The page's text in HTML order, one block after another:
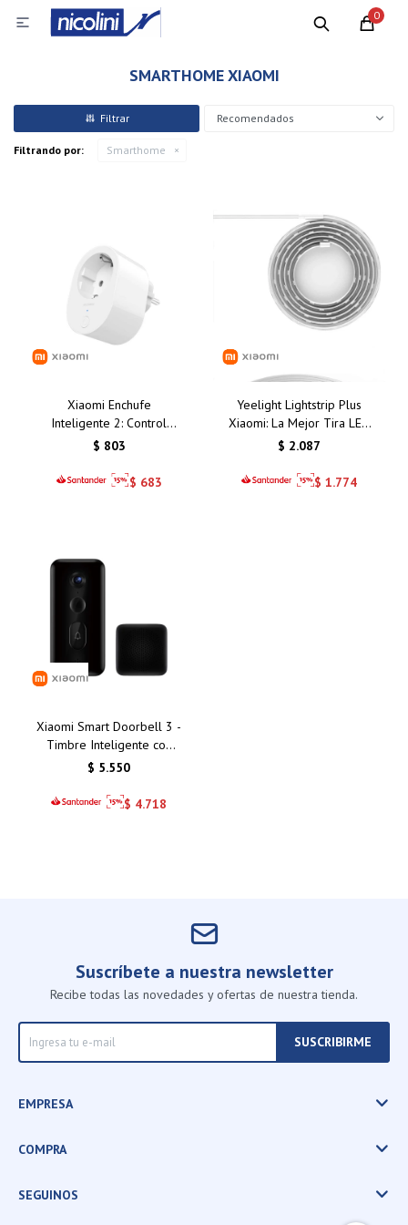
0

SMARTHOME XIAOMI
Recomendados
Filtrando por: Smarthome
Xiaomi Enchufe
Inteligente 2: Control
Remoto y Eficiencia
Inteligente en Uruguay
$ 803
$ 683
Yeelight Lightstrip Plus
Xiaomi: La Mejor Tira LED
Inteligente con Control de
Uruguay
$ 2.087
$ 1.774
Xiaomi Smart Doorbell 3 -
Timbre Inteligente con
Cámara HD, Visión
Wi-Fi
$ 5.550
$ 4.718
Suscríbete a nuestra newsletter
Recibe todas las novedades y ofertas de nuestra tienda.
SUSCRIBIRME
EMPRESA
COMPRA
SEGUINOS